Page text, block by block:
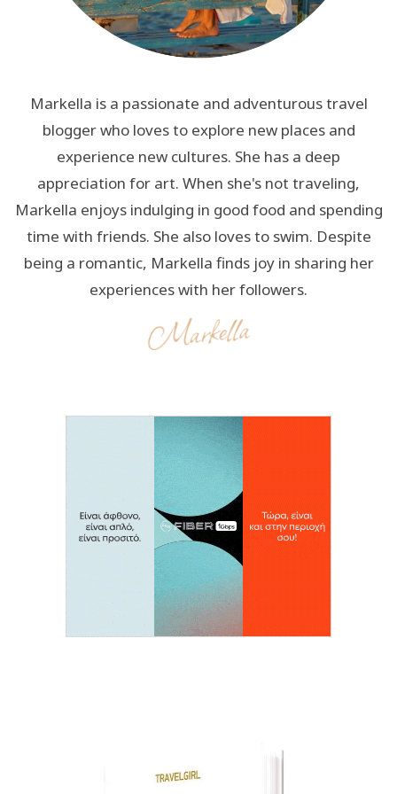
Markella is a passionate and adventurous travel
blogger who loves to explore new places and
experience new cultures. She has a deep
appreciation for art. When she's not traveling,
Markella enjoys indulging in good food and spending
time with friends. She also loves to swim. Despite
being a romantic, Markella finds joy in sharing her
experiences with her followers.